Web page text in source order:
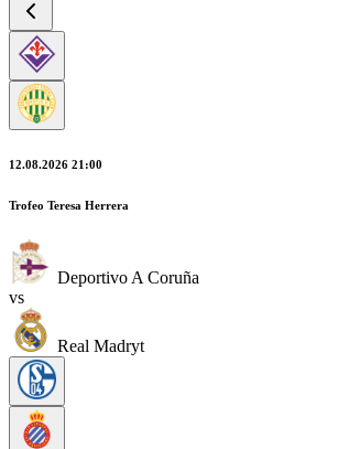
12.08.2026 21:00
Trofeo Teresa Herrera
Deportivo A Coruña
vs
Real Madryt